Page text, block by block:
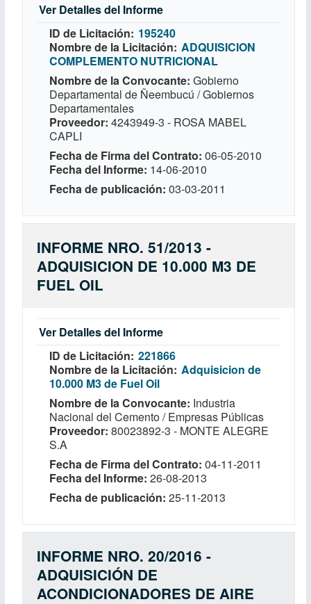
Ver Detalles del Informe
ID de Licitación 195240
Nombre de la Licitación ADQUISICION
COMPLEMENTO NUTRICIONAL
Nombre de la Convocante Gobierno
Departamental de Ñeembucú / Gobiernos
Departamentales
Proveedor 4243949-3 - ROSA MABEL
CAPLI
Fecha de Firma del Contrato 06-05-2010
Fecha del Informe 14-06-2010
Fecha de publicación 03-03-2011
INFORME NRO. 51/2013 -
ADQUISICION DE 10.000 M3 DE
FUEL OIL
Ver Detalles del Informe
ID de Licitación 221866
Nombre de la Licitación Adquisicion de
10.000 M3 de Fuel Oil
Nombre de la Convocante Industria
Nacional del Cemento / Empresas Públicas
Proveedor 80023892-3 - MONTE ALEGRE
S.A
Fecha de Firma del Contrato 04-11-2011
Fecha del Informe 26-08-2013
Fecha de publicación 25-11-2013
INFORME NRO. 20/2016 -
ADQUISICIÓN DE
ACONDICIONADORES DE AIRE